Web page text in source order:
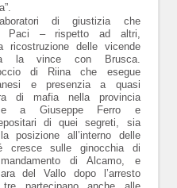
di giustizia che
– rispetto ad altri,
ricostruzione delle vicende
la vince con Brusca.
di Riina che esegue
e presenzia a quasi
di mafia nella provincia
a Giuseppe Ferro e
di quei segreti, sia
posizione all’interno delle
cresce sulle ginocchia di
di Alcamo, e
del Vallo dopo l’arresto
partecipano anche alle